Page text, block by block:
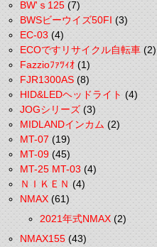
BW'ｓ125(7)
BWSビーウイズ50FI(3)
EC-03(4)
ECOですリサイクル自転車(2)
Fazzioﾌｧﾂｨｵ(1)
FJR1300AS(8)
HID&LEDヘッドライト(4)
JOGシリーズ(3)
MIDLANDインカム(2)
MT-07(19)
MT-09(45)
MT-25 MT-03(4)
ＮＩＫＥＮ(4)
NMAX(61)
2021年式NMAX(2)
NMAX155(43)